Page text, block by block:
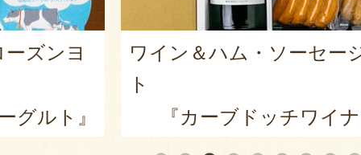
ズンヨ
グルト』
ワイン＆ハム・ソーセー
ト
『カーブドッチワイ